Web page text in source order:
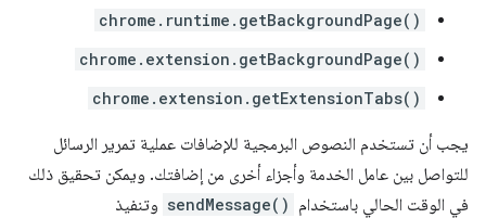
chrome.runtime.getBackgroundPage()
chrome.extension.getBackgroundPage()
chrome.extension.getExtensionTabs()
يجب أن تستخدم النصوص البرمجية للإضافات عملية تمرير الرسائل
للتواصل بين عامل الخدمة وأجزاء أخرى من إضافتك. ويمكن تحقيق ذلك
في الوقت الحالي باستخدام sendMessage() وتنفيذ